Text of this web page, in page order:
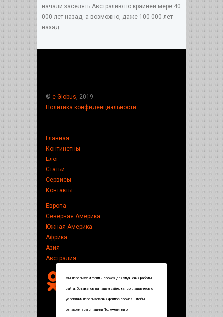
начали заселять Австралию по крайней мере 40
000 лет назад, а возможно, даже 100 000 лет
назад...
© e-Globus , 2019
Политика конфиденциальности
Главная
Континетны
Блог
Статьи
Сервисы
Контакты
Европа
Северная Америка
Южная Америка
Африка
Азия
Австралия
Мы используем файлы cookies для улучшения работы
сайта. Оставаясь на нашем сайте, вы соглашаетесь с
условиями использования файлов cookies. Чтобы
ознакомиться с нашими Положениями о